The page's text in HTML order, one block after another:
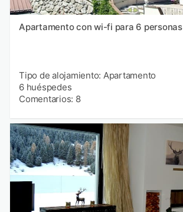
Apartamento con wi-fi para 6 personas
Tipo de alojamiento: Apartamento
6 huéspedes
Comentarios: 8